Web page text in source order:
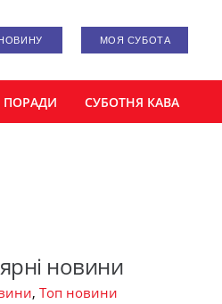
МОЯ СУБОТА
ПОРАДИ СУБОТНЯ КАВА
новини
, Топ новини